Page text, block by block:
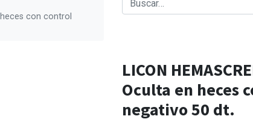
con control
LICON
Oculta en heces
negativo 50 dt.